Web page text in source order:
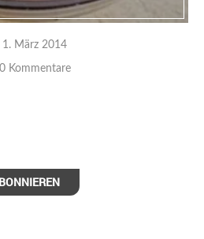
1. März 2014
0 Kommentare